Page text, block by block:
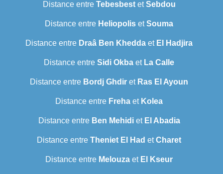
Distance entre TebesbestetSebdou
Distance entre Heliopolis etSouma
Distance entre Draâ Ben Khedda et El Hadjira
Distance entre Sidi Okba et La Calle
Distance entre Bordj Ghdir et Ras El Ayoun
Distance entre Freha et Kolea
Distance entre Ben Mehidiet El Abadia
Distance entre Theniet El Had etCharet
Distance entre Melouza et El Kseur